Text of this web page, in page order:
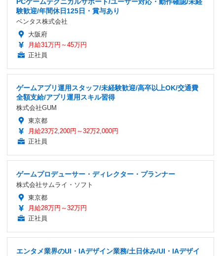
験歓迎/年間休日125日・賞与あり
ベンタス株式会社
大阪府
月給31万円～45万円
正社員
ゲームアプリ運用スタッフ/未経験歓迎/高卒以上OK/交通費
全額支給/アプリ運用スキル習得
株式会社GUM
東京都
月給23万2,200円～32万2,000円
正社員
ゲームプロデューサー・ディレクター・プランナー
株式会社サムライ・ソフト
東京都
月給28万円～32万円
正社員
エンタメ業界のUI・IAデザイン業務/土日休み/UI・IAデザイ